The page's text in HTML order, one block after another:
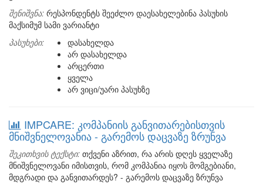
შენიშვნა: რესპონდენტს შეეძლო დაესახელებინა პასუხის
მაქსიმუმ სამი ვარიანტი
პასუხები:
დასახელდა
არ დასახელდა
არცერთი
ყველა
არ ვიცი/უარი პასუხზე
IMPCARE: კომპანიის განვითარებისთვის
მნიშვნელოვანია - გარემოს დაცვაზე ზრუნვა
შეკითხვის ტექსტი: თქვენი აზრით, რა არის დღეს ყველაზე
მნიშვნელოვანი იმისთვის, რომ კომპანია იყოს მომგებიანი,
მდგრადი და განვითარდეს? - გარემოს დაცვაზე ზრუნვა